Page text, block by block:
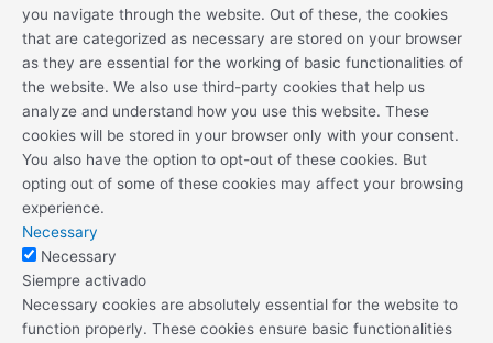
you navigate through the website. Out of these, the cookies
that are categorized as necessary are stored on your browser
as they are essential for the working of basic functionalities of
the website. We also use third-party cookies that help us
analyze and understand how you use this website. These
cookies will be stored in your browser only with your consent.
You also have the option to opt-out of these cookies. But
opting out of some of these cookies may affect your browsing
experience.
Necessary
Necessary
Siempre activado
Necessary cookies are absolutely essential for the website to
function properly. These cookies ensure basic functionalities